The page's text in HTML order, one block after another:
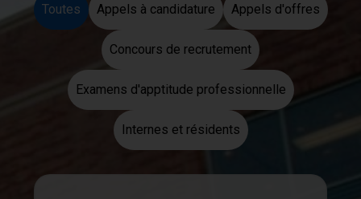
Toutes Appels à candidature Appels d'offres
Concours de recrutement
Examens d'apptitude professionnelle
Internes et résidents